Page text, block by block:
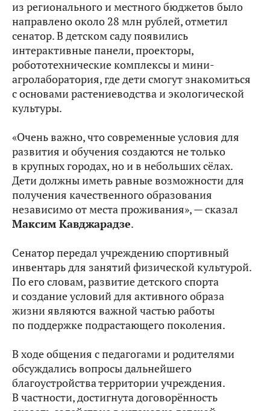
из регионального и местного бюджетов было
направлено около 28 млн рублей, отметил
сенатор. В детском саду появились
интерактивные панели, проекторы,
робототехнические комплексы и мини-
агролаборатория, где дети смогут знакомиться
с основами растениеводства и экологической
культуры.
«Очень важно, что современные условия для
развития и обучения создаются не только
в крупных городах, но и в небольших сёлах.
Дети должны иметь равные возможности для
получения качественного образования
независимо от места проживания», — сказал
Максим Кавджарадзе.
Сенатор передал учреждению спортивный
инвентарь для занятий физической культурой.
По его словам, развитие детского спорта
и создание условий для активного образа
жизни являются важной частью работы
по поддержке подрастающего поколения.
В ходе общения с педагогами и родителями
обсуждались вопросы дальнейшего
благоустройства территории учреждения.
В частности, достигнута договорённость